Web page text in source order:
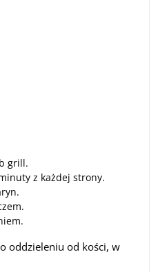
grill.
z każdej strony.
oddzieleniu od kości, w